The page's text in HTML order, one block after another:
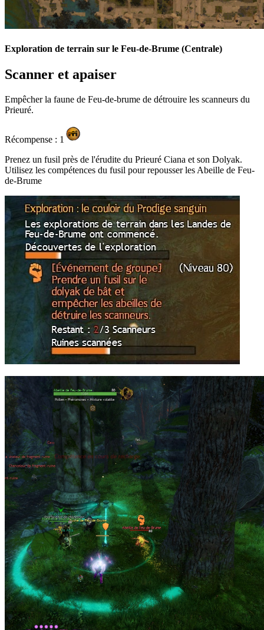
Exploration de terrain sur le Feu-de-Brume (Centrale)
Scanner et apaiser
Empêcher la faune de Feu-de-brume de détrouire les scanneurs du
Prieuré.
Récompense : 1
Prenez un fusil près de l'érudite du Prieuré Ciana et son Dolyak.
Utilisez les compétences du fusil pour repousser les Abeille de Feu-
de-Brume